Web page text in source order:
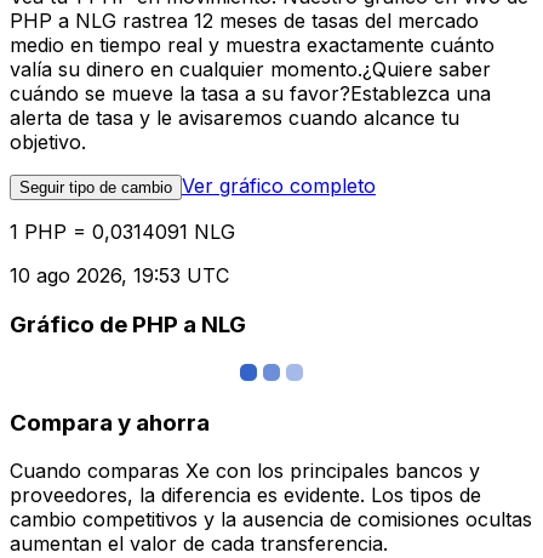
PHP a NLG rastrea 12 meses de tasas del mercado
medio en tiempo real y muestra exactamente cuánto
valía su dinero en cualquier momento.¿Quiere saber
cuándo se mueve la tasa a su favor?Establezca una
alerta de tasa y le avisaremos cuando alcance tu
objetivo.
Seguir tipo de cambio Ver gráfico completo
1 PHP = 0,0314091 NLG
10 ago 2026, 19:53 UTC
Gráfico de PHP a NLG
Compara y ahorra
Cuando comparas Xe con los principales bancos y
proveedores, la diferencia es evidente. Los tipos de
cambio competitivos y la ausencia de comisiones ocultas
aumentan el valor de cada transferencia.